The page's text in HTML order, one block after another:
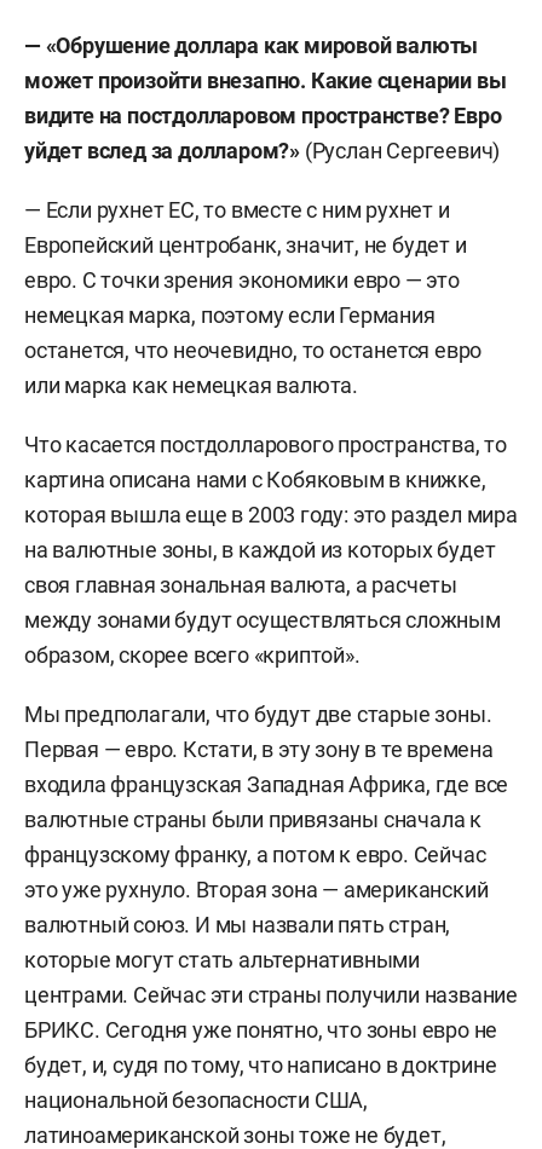
— «Обрушение доллара как мировой валюты
может произойти внезапно. Какие сценарии вы
видите на постдолларовом пространстве? Евро
уйдет вслед за долларом?» (Руслан Сергеевич)
— Если рухнет ЕС, то вместе с ним рухнет и
Европейский центробанк, значит, не будет и
евро. С точки зрения экономики евро — это
немецкая марка, поэтому если Германия
останется, что неочевидно, то останется евро
или марка как немецкая валюта.
Что касается постдолларового пространства, то
картина описана нами с Кобяковым в книжке,
которая вышла еще в 2003 году: это раздел мира
на валютные зоны, в каждой из которых будет
своя главная зональная валюта, а расчеты
между зонами будут осуществляться сложным
образом, скорее всего «криптой».
Мы предполагали, что будут две старые зоны.
Первая — евро. Кстати, в эту зону в те времена
входила французская Западная Африка, где все
валютные страны были привязаны сначала к
французскому франку, а потом к евро. Сейчас
это уже рухнуло. Вторая зона — американский
валютный союз. И мы назвали пять стран,
которые могут стать альтернативными
центрами. Сейчас эти страны получили название
БРИКС. Сегодня уже понятно, что зоны евро не
будет, и, судя по тому, что написано в доктрине
национальной безопасности США,
латиноамериканской зоны тоже не будет,